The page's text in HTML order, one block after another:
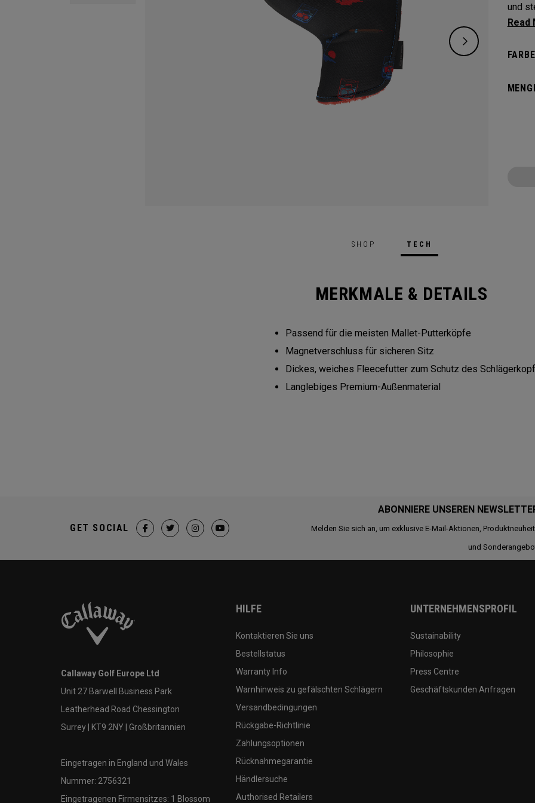
und
SHOP TECH
MERKMALE & DETAILS
Passend für die meisten Mallet-Putterköpfe
Magnetverschluss für sicheren Sitz
Dickes, weiches Fleecefutter zum Schutz des
Langlebiges Premium-Außenmaterial
ABONNIERE UNSEREN
Melden Sie sich an, um exklusive E-Mail-Aktionen,
und
GET SOCIAL
Callaway Golf Europe Ltd
Unit 27 Barwell Business Park
Leatherhead Road Chessington
Surrey | KT9 2NY | Großbritannien
Eingetragen in England und Wales
Nummer: 2756321
Eingetragenen Firmensitzes: 1 Blossom
HILFE
Kontaktieren Sie uns
Bestellstatus
Warranty Info
Warnhinweis zu gefälschten Schlägern
Versandbedingungen
Rückgabe-Richtlinie
Zahlungsoptionen
Rücknahmegarantie
Händlersuche
Authorised Retailers
UNTERNEHMENSPROFIL
Sustainability
Philosophie
Press Centre
Geschäftskunden Anfragen